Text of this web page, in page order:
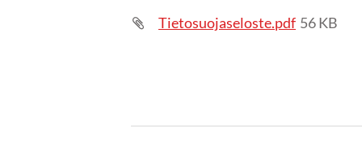
Tietosuojaseloste.pdf 56 KB